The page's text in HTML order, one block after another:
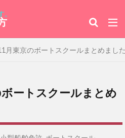
月東京のボートスクールまとめまし
ートスクールまとめ